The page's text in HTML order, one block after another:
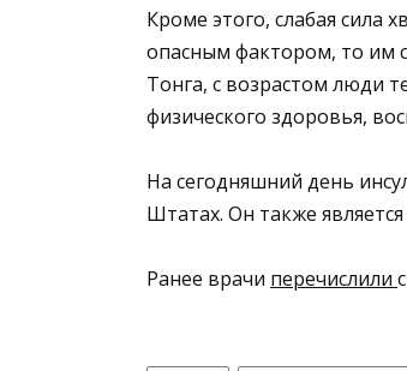
Кроме этого, слабая сила
опасным фактором, то им
Тонга, с возрастом люди
физического здоровья,
На сегодняшний день
Штатах. Он также
Ранее врачи перечислили